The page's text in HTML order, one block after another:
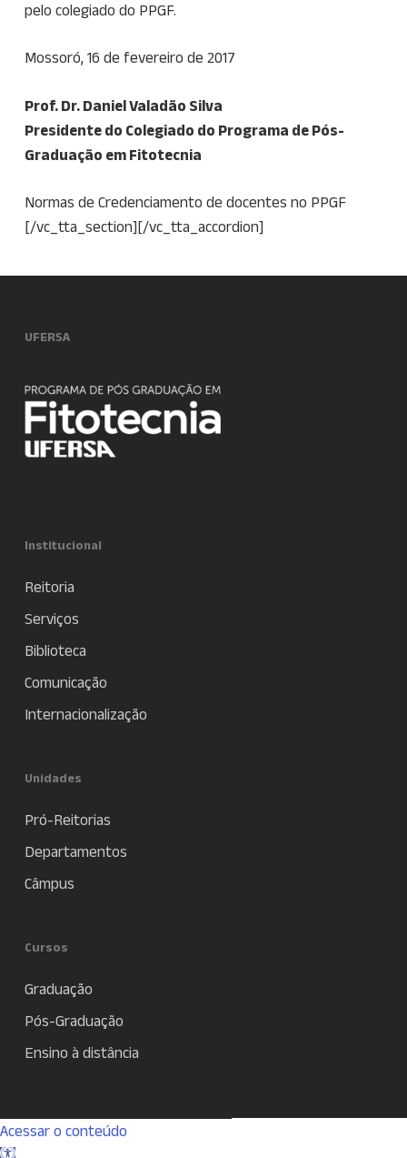
pelo colegiado do PPGF.
Mossoró, 16 de fevereiro de 2017
Prof. Dr. Daniel Valadão Silva
Presidente do Colegiado do Programa de Pós-
Graduação em Fitotecnia
Normas de Credenciamento de docentes no PPGF
[/vc_tta_section][/vc_tta_accordion]
UFERSA
Institucional
Reitoria
Serviços
Biblioteca
Comunicação
Internacionalização
Unidades
Pró-Reitorias
Departamentos
Câmpus
Cursos
Graduação
Pós-Graduação
Ensino à distância
Acessar o conteúdo
Abrir